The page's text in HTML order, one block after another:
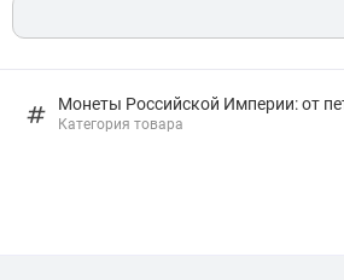
Монеты Российской Империи: от
Категория товара